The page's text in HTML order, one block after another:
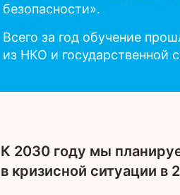
безопасности».
Всего за год обучение
из НКО и государственной
К 2030 году мы
в кризисной ситуации в